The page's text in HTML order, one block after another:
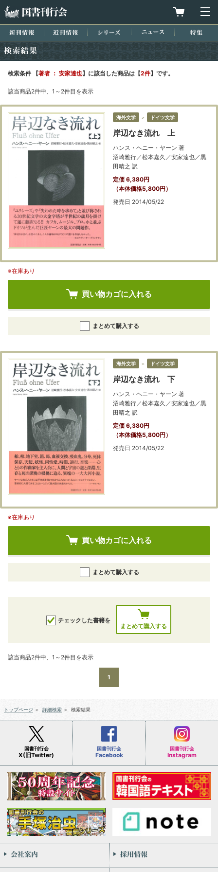
買物カゴを
新刊情報 近刊情報 シリーズ ニュース
検索条件 【著者 ： 安家達也】に該当した商品は【2件】です。
該当商品2件中、1～2件目を表示
海外文学 ＞ ドイツ文学
岸辺なき流れ 上
ハンス・ヘニー・ヤーン 著
沼崎雅行／松本嘉久／安家達也／黒
田晴之 訳
定価 6,380円
（本体価格5,800円）
発売日 2014/05/22
※在庫あり
買い物カゴに入れる
まとめて購入する
海外文学 ＞ ドイツ文学
岸辺なき流れ 下
ハンス・ヘニー・ヤーン 著
沼崎雅行／松本嘉久／安家達也／黒
田晴之 訳
定価 6,380円
（本体価格5,800円）
発売日 2014/05/22
※在庫あり
買い物カゴに入れる
まとめて購入する
チェックした書籍を
まとめて購入する
該当商品2件中、1～2件目を表示
1
トップページ ＞ 詳細検索 ＞ 検索結果
国書刊行会
X(旧Twitter)
国書刊行会
Facebook
国書刊行会
Instagram
会社案内